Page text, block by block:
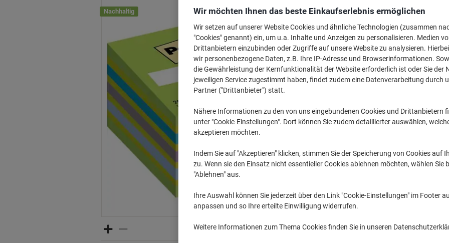
Nachhaltig € 8,49 Ab 6 Stück
Menge exkl. USt
1-2 € 10,89
3-5Stück € 9,79 -10%
Aktuell verfügbar Lieferung 2-3
Zu einer Liste
Lieferinformationen
76 x 76 mm große
Wir möchten Ihnen das beste Einkaufserlebnis ermöglichen
Wir setzen auf unserer Website Cookies und ähnliche Technologien (zusammen
"Cookies" genannt) ein, um u.a. Inhalte und Anzeigen zu personalisieren. Medien
Drittanbietern einzubinden oder Zugriffe auf unsere Website zu analysieren.
wir personenbezogene Daten, z.B. Ihre IP-Adresse und Browserinformationen.
die Gewährleistung der Kernfunktionalität der Website erforderlich ist oder Sie der
jeweiligen Service zugestimmt haben, findet zudem eine Datenverarbeitung durch
Partner ("Drittanbieter") statt.
Nähere Informationen zu den von uns eingebundenen Cookies und Drittanbietern
unter "Cookie-Einstellungen". Dort können Sie zudem detaillierter auswählen,
akzeptieren möchten.
Indem Sie auf "Akzeptieren" klicken, stimmen Sie der Speicherung von Cookies auf
zu. Wenn sie den Einsatz nicht essentieller Cookies ablehnen möchten, wählen Sie
"Ablehnen" aus.
Ihre Auswahl können Sie jederzeit über den Link "Cookie-Einstellungen" im Footer
anpassen und so Ihre erteilte Einwilligung widerrufen.
Weitere Informationen zum Thema Cookies finden Sie in unseren